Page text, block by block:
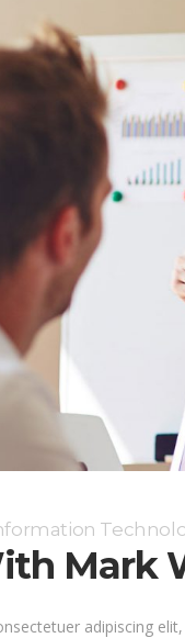
Mark
adipiscing